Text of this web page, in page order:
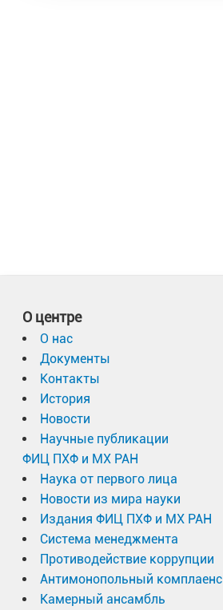
О центре
О нас
Документы
Контакты
История
Новости
Научные публикации
ФИЦ ПХФ и МХ РАН
Наука от первого лица
Новости из мира науки
Издания ФИЦ ПХФ и МХ РАН
Система менеджмента
Противодействие коррупции
Антимонопольный комплаенс
Камерный ансамбль